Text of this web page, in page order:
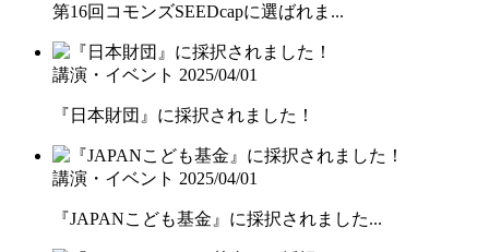
第16回コモンズSEEDcapに選ばれま...
講演・イベント 2025/04/01
『日本財団』に採択されました！
講演・イベント 2025/04/01
『JAPANこども基金』に採択されました...